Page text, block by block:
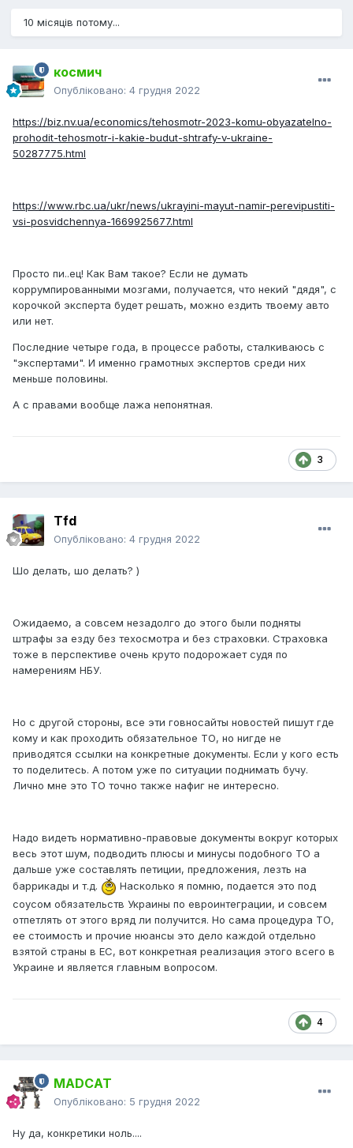
10 місяців потому...
космич
Опубліковано: 4 грудня 2022
https://biz.nv.ua/economics/tehosmotr-2023-komu-obyazatelno-
prohodit-tehosmotr-i-kakie-budut-shtrafy-v-ukraine-
50287775.html
https://www.rbc.ua/ukr/news/ukrayini-mayut-namir-perevipustiti-
vsi-posvidchennya-1669925677.html
Просто пи..ец! Как Вам такое? Если не думать
коррумпированными мозгами, получается, что некий "дядя", с
корочкой эксперта будет решать, можно ездить твоему авто
или нет.
Последние четыре года, в процессе работы, сталкиваюсь с
"экспертами". И именно грамотных экспертов среди них
меньше половины.
А с правами вообще лажа непонятная.
3
Tfd
Опубліковано: 4 грудня 2022
Шо делать, шо делать? )
Ожидаемо, а совсем незадолго до этого были подняты
штрафы за езду без техосмотра и без страховки. Страховка
тоже в перспективе очень круто подорожает судя по
намерениям НБУ.
Но с другой стороны, все эти говносайты новостей пишут где
кому и как проходить обязательное ТО, но нигде не
приводятся ссылки на конкретные документы. Если у кого есть
то поделитесь. А потом уже по ситуации поднимать бучу.
Лично мне это ТО точно также нафиг не интересно.
Надо видеть нормативно-правовые документы вокруг которых
весь этот шум, подводить плюсы и минусы подобного ТО а
дальше уже составлять петиции, предложения, лезть на
баррикады и т.д.
Насколько я помню, подается это под
соусом обязательств Украины по евроинтеграции, и совсем
отпетлять от этого вряд ли получится. Но сама процедура ТО,
ее стоимость и прочие нюансы это дело каждой отдельно
взятой страны в ЕС, вот конкретная реализация этого всего в
Украине и является главным вопросом.
4
MADCAT
Опубліковано: 5 грудня 2022
Ну да, конкретики ноль....